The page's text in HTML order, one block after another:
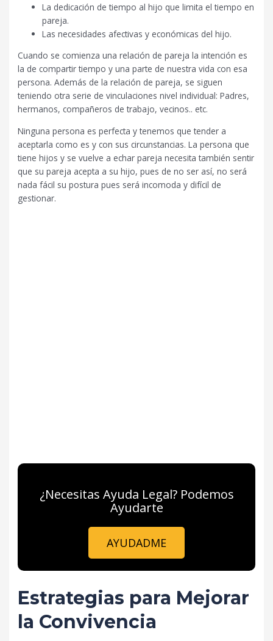
La dedicación de tiempo al hijo que limita el tiempo en
pareja.
Las necesidades afectivas y económicas del hijo.
Cuando se comienza una relación de pareja la intención es
la de compartir tiempo y una parte de nuestra vida con esa
persona. Además de la relación de pareja, se siguen
teniendo otra serie de vinculaciones nivel individual: Padres,
hermanos, compañeros de trabajo, vecinos.. etc.
Ninguna persona es perfecta y tenemos que tender a
aceptarla como es y con sus circunstancias. La persona que
tiene hijos y se vuelve a echar pareja necesita también sentir
que su pareja acepta a su hijo, pues de no ser así, no será
nada fácil su postura pues será incomoda y difícil de
gestionar.
¿Necesitas Ayuda Legal? Podemos
Ayudarte
AYUDADME
Estrategias para Mejorar
la Convivencia